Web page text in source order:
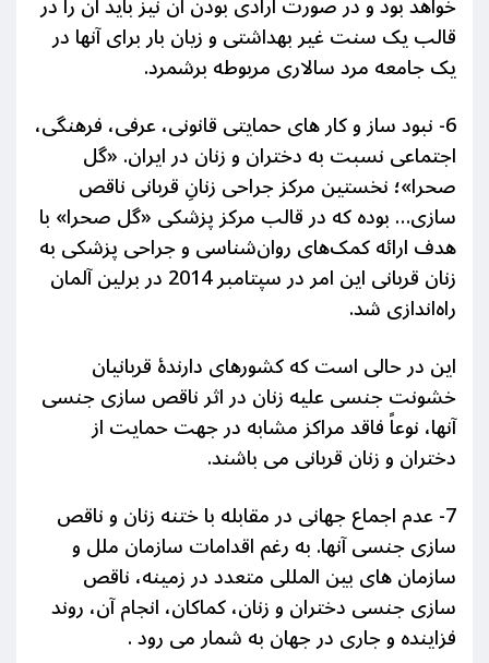
قالب یک سنت غیر بهداشتی و زیان بار برای آنها در
یک جامعه مرد سالاری مربوطه برشمرد.
6- نبود ساز و کار های حمایتی قانونی، عرفی، فرهنگی،
اجتماعی نسبت به دختران و زنان در ایران. «گل
صحرا»؛ نخستین مرکز جراحی زنانِ قربانی ناقص
سازی… بوده که در قالب مرکز پزشکی «گل صحرا» با
هدف ارائه کمک‌های روان‌شناسی و جراحی پزشکی به
زنان قربانی این امر در سپتامبر 2014 در برلین آلمان
راه‌اندازی شد.
این در حالی است که کشورهای دارندۀ قربانیان
خشونت جنسی علیه زنان در اثر ناقص سازی جنسی
آنها، نوعاً فاقد مراکز مشابه در جهت حمایت از
دختران و زنان قربانی می باشند.
7- عدم اجماع جهانی در مقابله با ختنه زنان و ناقص
سازی جنسی آنها. به رغم اقدامات سازمان ملل و
سازمان های بین المللی متعدد در زمینه، ناقص
سازی جنسی دختران و زنان، کماکان، انجام آن، روند
فزاینده و جاری در جهان به شمار می رود .